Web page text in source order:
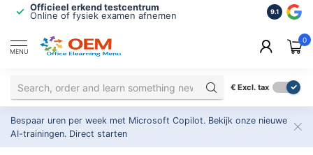
Officieel erkend testcentrum
Online of fysiek examen afnemen
Inclusief
9.1
MENU
0
€ Excl. tax
Bespaar uren per week met Microsoft Copilot. Bekijk onze nieuwe
AI-trainingen. Direct starten